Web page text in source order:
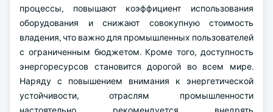
процессы, повышают коэффициент использования
оборудования и снижают совокупную стоимость
владения, что важно для промышленных пользователей
с ограниченным бюджетом. Кроме того, доступность
энергоресурсов становится дорогой во всем мире.
Наряду с повышением внимания к энергетической
устойчивости, отраслям промышленности